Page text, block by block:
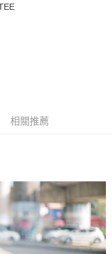
支付方式。 讓您購物簡單
跳轉至「AFTEE先享後付」
成結帳。
的連結，可透過四大超商／
交易完成。
若您需要取消訂單，請聯絡
相關推薦